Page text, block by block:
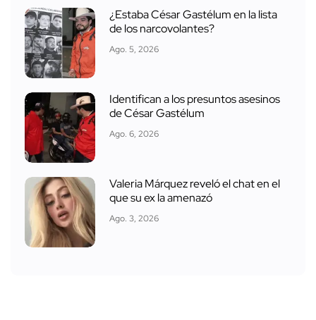
¿Estaba César Gastélum en la lista
de los narcovolantes?
Ago. 5, 2026
Identifican a los presuntos asesinos
de César Gastélum
Ago. 6, 2026
Valeria Márquez reveló el chat en el
que su ex la amenazó
Ago. 3, 2026